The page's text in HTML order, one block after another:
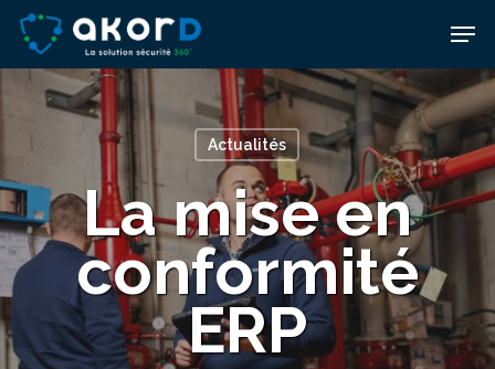
Skip
Actualités
La mise en
conformité
ERP